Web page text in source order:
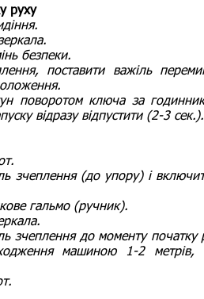
руху
безпеки.
поставити важіль
поворотом ключа за
відразу відпустити (2-3 сек.).
зчеплення (до упору) і
гальмо (ручник).
зчеплення до моменту початку
машиною 1-2 метрів,